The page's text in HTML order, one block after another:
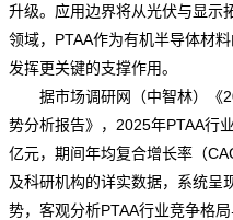
升级。应用边界将从光伏与显示
领域，PTAA作为有机半导体材
发挥更关键的支撑作用。
据市场调研网（中智林）《
势分析报告》，2025年PTAA行
亿元，期间年均复合增长率（
及科研机构的详实数据，系统呈
势，客观分析PTAA行业竞争格